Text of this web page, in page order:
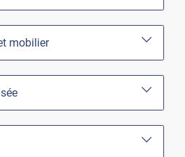
mobilier